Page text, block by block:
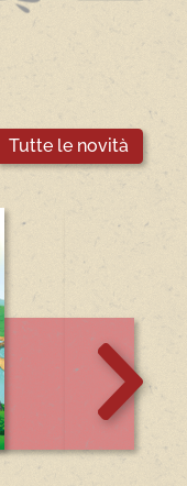
Tutte le novità
Scorri
in
avanti
la